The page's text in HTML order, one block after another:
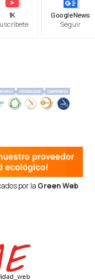
1K Google News
Seguir
por la Green Web